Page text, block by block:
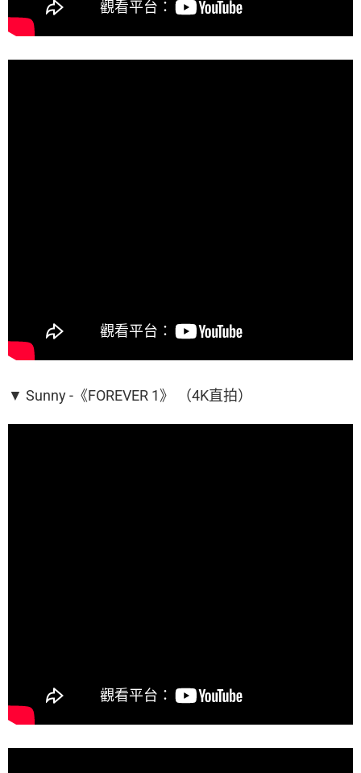
▼ Sunny -《FOREVER 1》 （4K直拍）